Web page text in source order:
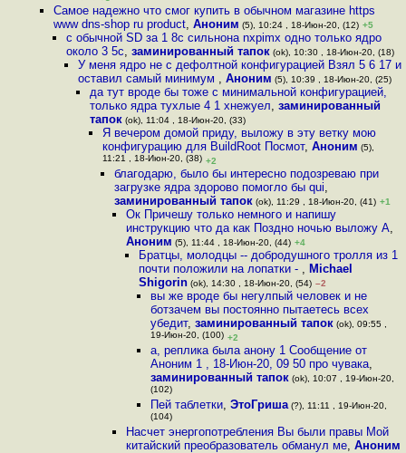
Самое надежно что смог купить в обычном магазине https
www dns-shop ru product,Аноним (5), 10:24 , 18-Июн-20, (12) +5
с обычной SD за 1 8с сильнона nxpimx одно только ядро
около 3 5с, заминированный тапок(ok), 10:30 , 18-Июн-20, (18)
У меня ядро не с дефолтной конфигурацией Взял 5 6 17 и
оставил самый минимум , Аноним (5), 10:39 , 18-Июн-20, (25)
да тут вроде бы тоже с минимальной конфигурацией,
только ядра тухлые 4 1 xнежуел,заминированный
тапок (ok), 11:04 , 18-Июн-20, (33)
Я вечером домой приду, выложу в эту ветку мою
конфигурацию для BuildRoot Посмот, Аноним (5),
11:21 , 18-Июн-20, (38) +2
благодарю, было бы интересно подозреваю при
загрузке ядра здорово помогло бы qui,
заминированный тапок(ok), 11:29 , 18-Июн-20, (41) +1
Ок Причешу только немного и напишу
инструкцию что да как Поздно ночью выложу А,
Аноним (5), 11:44 , 18-Июн-20, (44) +4
Братцы, молодцы -- добродушного тролля из 1
почти положили на лопатки - , Michael
Shigorin(ok), 14:30 , 18-Июн-20, (54) –2
вы же вроде бы негулпый человек и не
ботзачем вы постоянно пытаетесь всех
убедит, заминированный тапок(ok), 09:55 ,
19-Июн-20, (100) +2
а, реплика была анону 1 Сообщение от
Аноним 1 , 18-Июн-20, 09 50 про чувака,
заминированный тапок(ok), 10:07 , 19-Июн-20,
(102)
Пей таблетки, ЭтоГриша(?), 11:11 , 19-Июн-20,
(104)
Насчет энергопотребления Вы были правы Мой
китайский преобразователь обманул ме,Аноним